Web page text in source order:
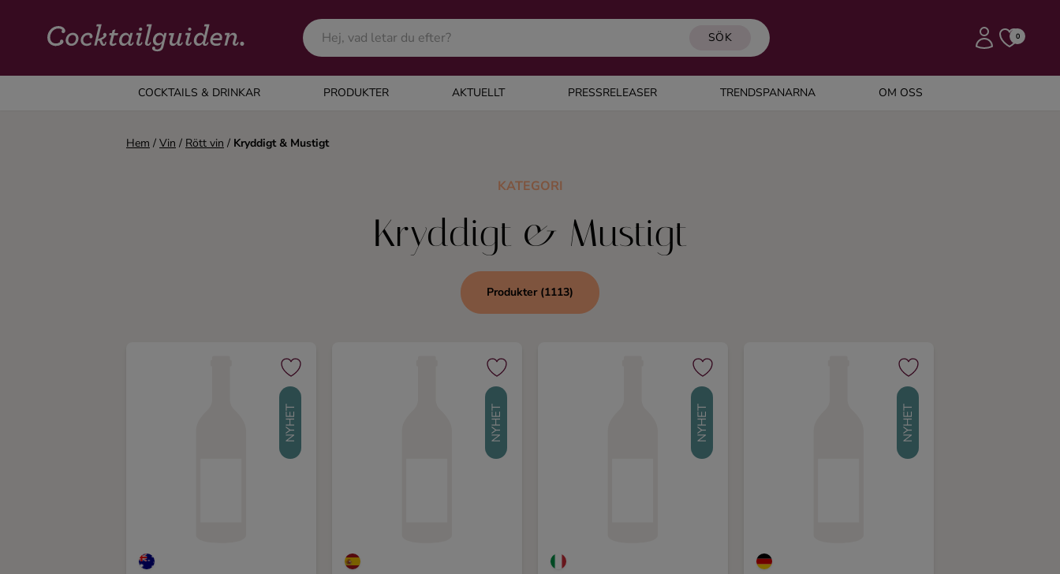
SÖK 0
COCKTAILS & DRINKAR PRODUKTER AKTUELLT PRESSRELEASER TRENDSPANARNA OM OSS
COCKTAILS & DRINKAR
Alla cocktails & drinkar
Hem / Vin / Rött vin / Kryddigt & Mustigt
KATEGORI
Kryddigt & Mustigt
Produkter (1113)
NYHET NYHET NYHET NYHET